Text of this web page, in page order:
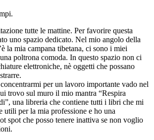
tutte le mattine. Per favorire questa
uno spazio dedicato. Nel mio angolo della
la mia campana tibetana, ci sono i miei
poltrona comoda. In questo spazio non ci
elettroniche, nè oggetti che possano
per un lavoro importante vado nel
trovo sul muro il mio mantra “Respira
una libreria che contiene tutti i libri che mi
utili per la mia professione e ho una
spot che posso tenere inattiva se non voglio